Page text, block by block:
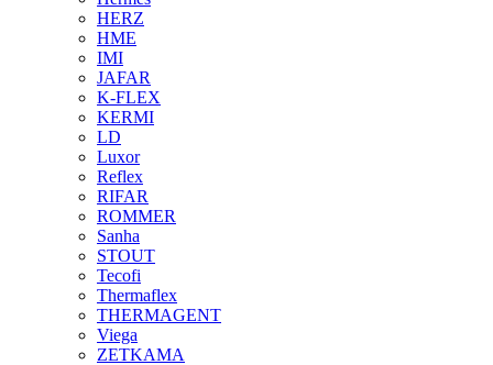
HERZ
HME
IMI
JAFAR
K-FLEX
KERMI
LD
Luxor
Reflex
RIFAR
ROMMER
Sanha
STOUT
Tecofi
Thermaflex
THERMAGENT
Viega
ZETKAMA